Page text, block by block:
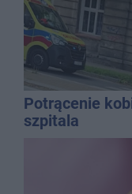
Potrącenie
szpitala